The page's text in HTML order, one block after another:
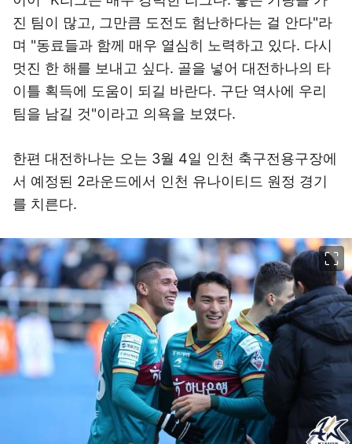
진 팀이 많고, 그만큼 도전도 험난하다는 걸 안다"라
며 "동료들과 함께 매우 열심히 노력하고 있다. 다시
멋진 한 해를 보내고 싶다. 골을 넣어 대전하나의 타
이틀 획득에 도움이 되길 바란다. 구단 역사에 우리
팀을 남길 것"이라고 의욕을 보였다.
한편 대전하나는 오는 3월 4일 인천 축구전용구장에
서 예정된 2라운드에서 인천 유나이티드 원정 경기
를 치른다.